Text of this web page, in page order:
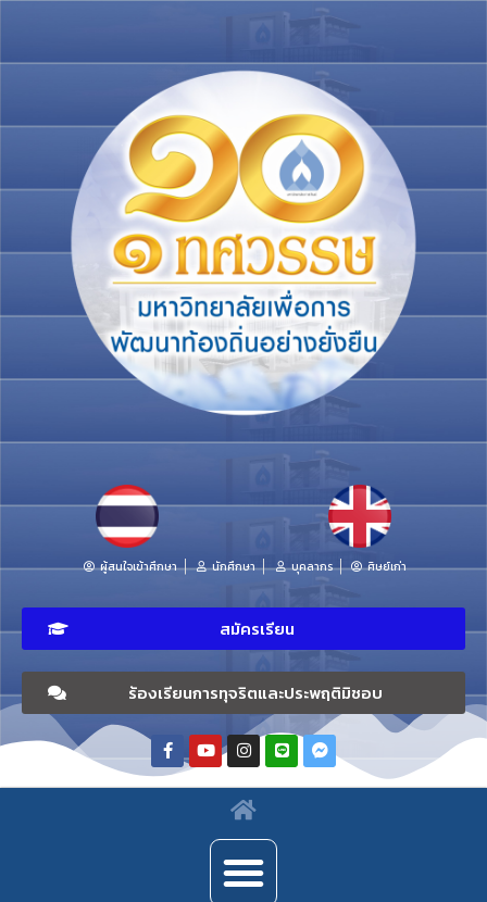
ผู้สนใจเข้าศึกษา นักศึกษา บุคลากร ศิษย์เก่า
สมัครเรียน
ร้องเรียนการทุจริตและประพฤติมิชอบ